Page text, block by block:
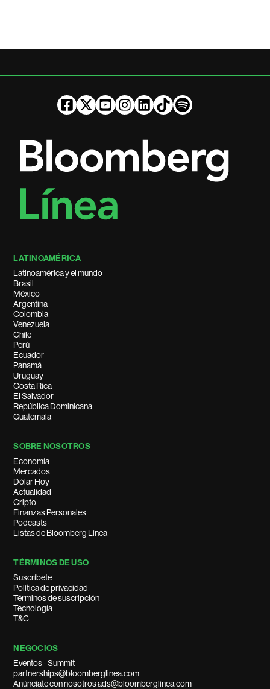
LATINOAMÉRICA
Latinoamérica y el mundo
Brasil
México
Argentina
Colombia
Venezuela
Chile
Perú
Ecuador
Panamá
Uruguay
Costa Rica
El Salvador
República Dominicana
Guatemala
SOBRE NOSOTROS
Economía
Mercados
Dólar Hoy
Actualidad
Cripto
Finanzas Personales
Podcasts
Listas de Bloomberg Línea
TÉRMINOS DE USO
Suscríbete
Política de privacidad
Términos de suscripción
Tecnología
T&C
NEGOCIOS
Eventos - Summit
partnerships@bloomberglinea.com
Anúnciate con nosotros ads@bloomberglinea.com